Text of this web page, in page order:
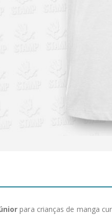
para crianças de manga